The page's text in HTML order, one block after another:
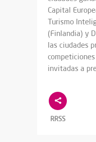
Capital
Turismo
(Finlandia) y
las ciudades
invitadas a
RRSS